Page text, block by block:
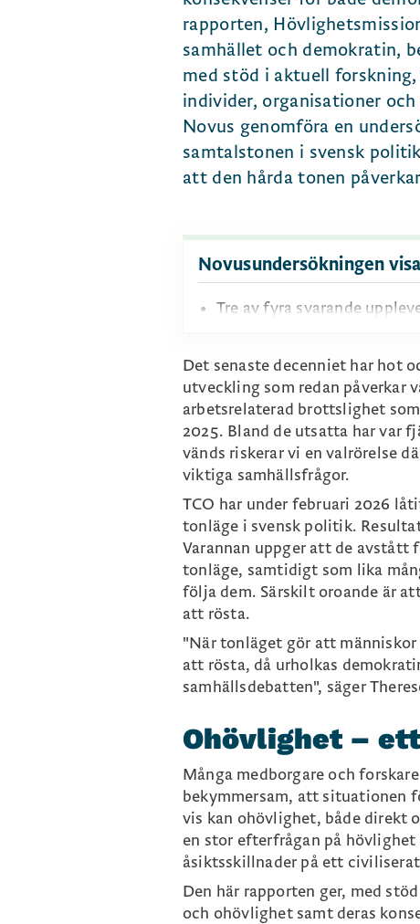
rapporten,
samhället och demokratin,
med stöd i aktuell
individer, organisationer
Novus genomföra en
samtalstonen i svensk
att den hårda tonen
Novusundersökningen
Tre av fyra svarande
politiska diskussioner och
samtalet.
Nästan hälften (47
av ett alltför aggressivt
procent) uppger att de
förbättrades.
Bland dem som det
mer än hälften att det
på konstruktivitet. Vanliga
”spel för gallerierna”,
påhopp” och att ”alla pratar
Särskilt oroande är att var
tonen påverkar deras vilja
valdeltagandet riskerar på
systemets legitimitet och
Det senaste decenniet har hot
utveckling som redan påverkar
arbetsrelaterad brottslighet
2025. Bland de utsatta har var
vänds riskerar vi en valrörelse
viktiga samhällsfrågor.
TCO har under februari 2026
tonläge i svensk politik.
Varannan uppger att de
tonläge, samtidigt som lika
följa dem. Särskilt oroande är
att rösta.
"När tonläget gör att
att rösta, då urholkas
samhällsdebatten", säger
Ohövlighet –
Många medborgare och
bekymmersam, att situationen
vis kan ohövlighet, både direkt
en stor efterfrågan på
åsiktsskillnader på ett
Den här rapporten ger, med
och ohövlighet samt deras